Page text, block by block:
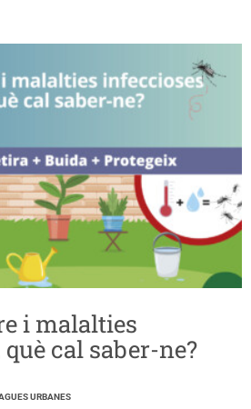
i malalties
cal saber-ne?
URBANES